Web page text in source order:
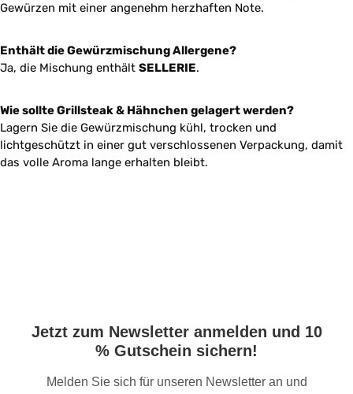
Gewürzen mit einer angenehm herzhaften Note.
Enthält die Gewürzmischung Allergene?
Ja, die Mischung enthält SELLERIE.
Wie sollte Grillsteak & Hähnchen gelagert werden?
Lagern Sie die Gewürzmischung kühl, trocken und
lichtgeschützt in einer gut verschlossenen Verpackung, damit
das volle Aroma lange erhalten bleibt.
Jetzt zum Newsletter anmelden und 10
% Gutschein sichern!
Melden Sie sich für unseren Newsletter an und